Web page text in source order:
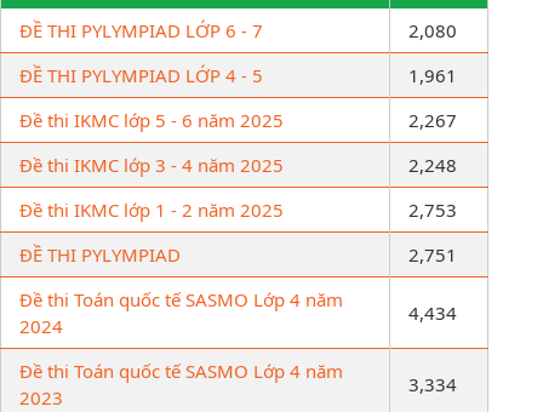
ĐỀ THI PYLYMPIAD LỚP 6 - 7
2,080
ĐỀ THI PYLYMPIAD LỚP 4 - 5
1,961
Đề thi IKMC lớp 5 - 6 năm 2025
2,267
Đề thi IKMC lớp 3 - 4 năm 2025
2,248
Đề thi IKMC lớp 1 - 2 năm 2025
2,753
ĐỀ THI PYLYMPIAD
2,751
Đề thi Toán quốc tế SASMO Lớp 4 năm
2024
4,434
Đề thi Toán quốc tế SASMO Lớp 4 năm
2023
3,334